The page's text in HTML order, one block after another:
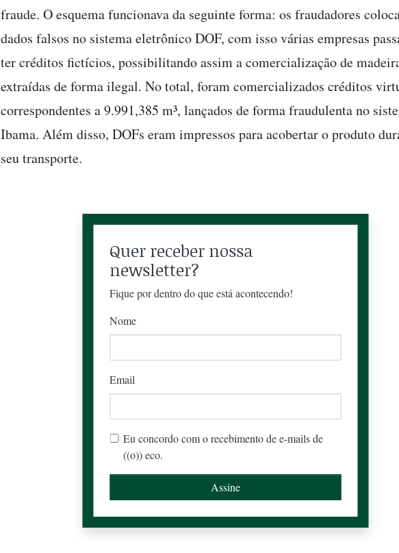
fraude. O esquema funcionava da seguinte forma: os fraudadores
dados falsos no sistema eletrônico DOF, com isso várias empresas
ter créditos fictícios, possibilitando assim a comercialização de
extraídas de forma ilegal. No total, foram comercializados créditos
correspondentes a 9.991,385 m³, lançados de forma fraudulenta no
Ibama. Além disso, DOFs eram impressos para acobertar o produto
seu transporte.
Quer receber nossa
newsletter?
Fique por dentro do que está acontecendo!
Nome
Email
Eu concordo com o recebimento de e-mails de
((o)) eco.